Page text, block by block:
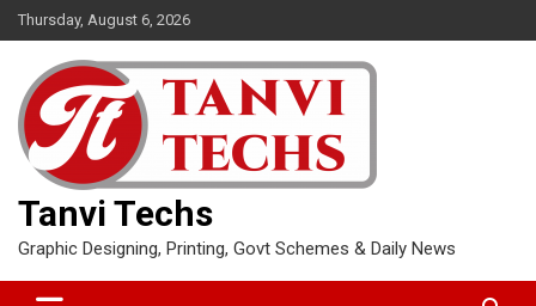
Skip
to
content
Thursday, August 6, 2026
Tanvi Techs
Graphic Designing, Printing, Govt Schemes & Daily News